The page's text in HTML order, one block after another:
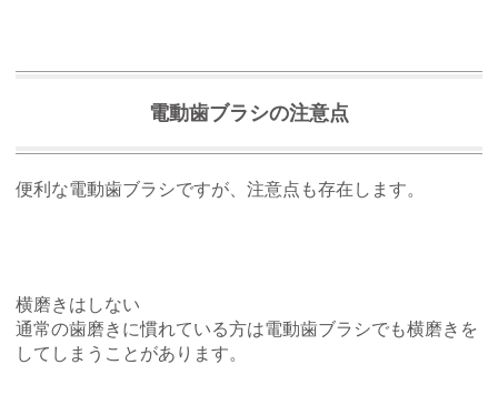
電動歯ブラシの注意点
便利な電動歯ブラシですが、注意点も存在します。
横磨きはしない
通常の歯磨きに慣れている方は電動歯ブラシでも横磨きを
してしまうことがあります。